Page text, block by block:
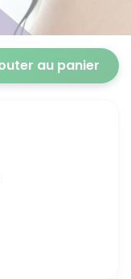
au panier